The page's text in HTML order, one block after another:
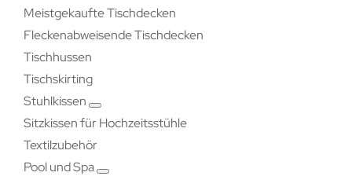
Meistgekaufte Tischdecken
Fleckenabweisende Tischdecken
Tischhussen
Tischskirting
Stuhlkissen
Sitzkissen für Hochzeitsstühle
Textilzubehör
Pool und Spa